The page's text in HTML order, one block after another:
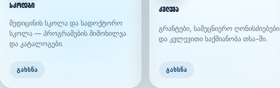
სკოლები
მედიცინის სკოლა და სადოქტორო
სკოლა — პროგრამების მიმოხილვა
და კატალოგები.
ᲒᲐᲮᲡᲜᲐ
კვლევა
გრანტები, სამეცნიერო ღონისძიებები
და კვლევითი საქმიანობა თსა-ში.
ᲒᲐᲮᲡᲜᲐ